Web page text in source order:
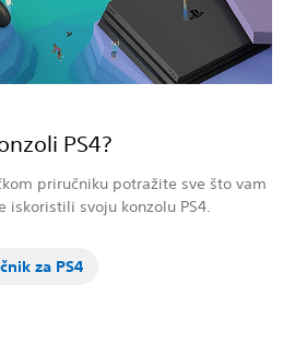
PS4?
priručniku potražite sve što vam
svoju konzolu PS4.
za PS4